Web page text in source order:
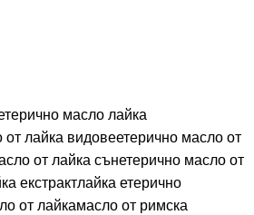
масло лайка
от лайка видовеетерично масло от
от лайка сънетерично масло от
екстрактлайка етерично
от лайкамасло от римска